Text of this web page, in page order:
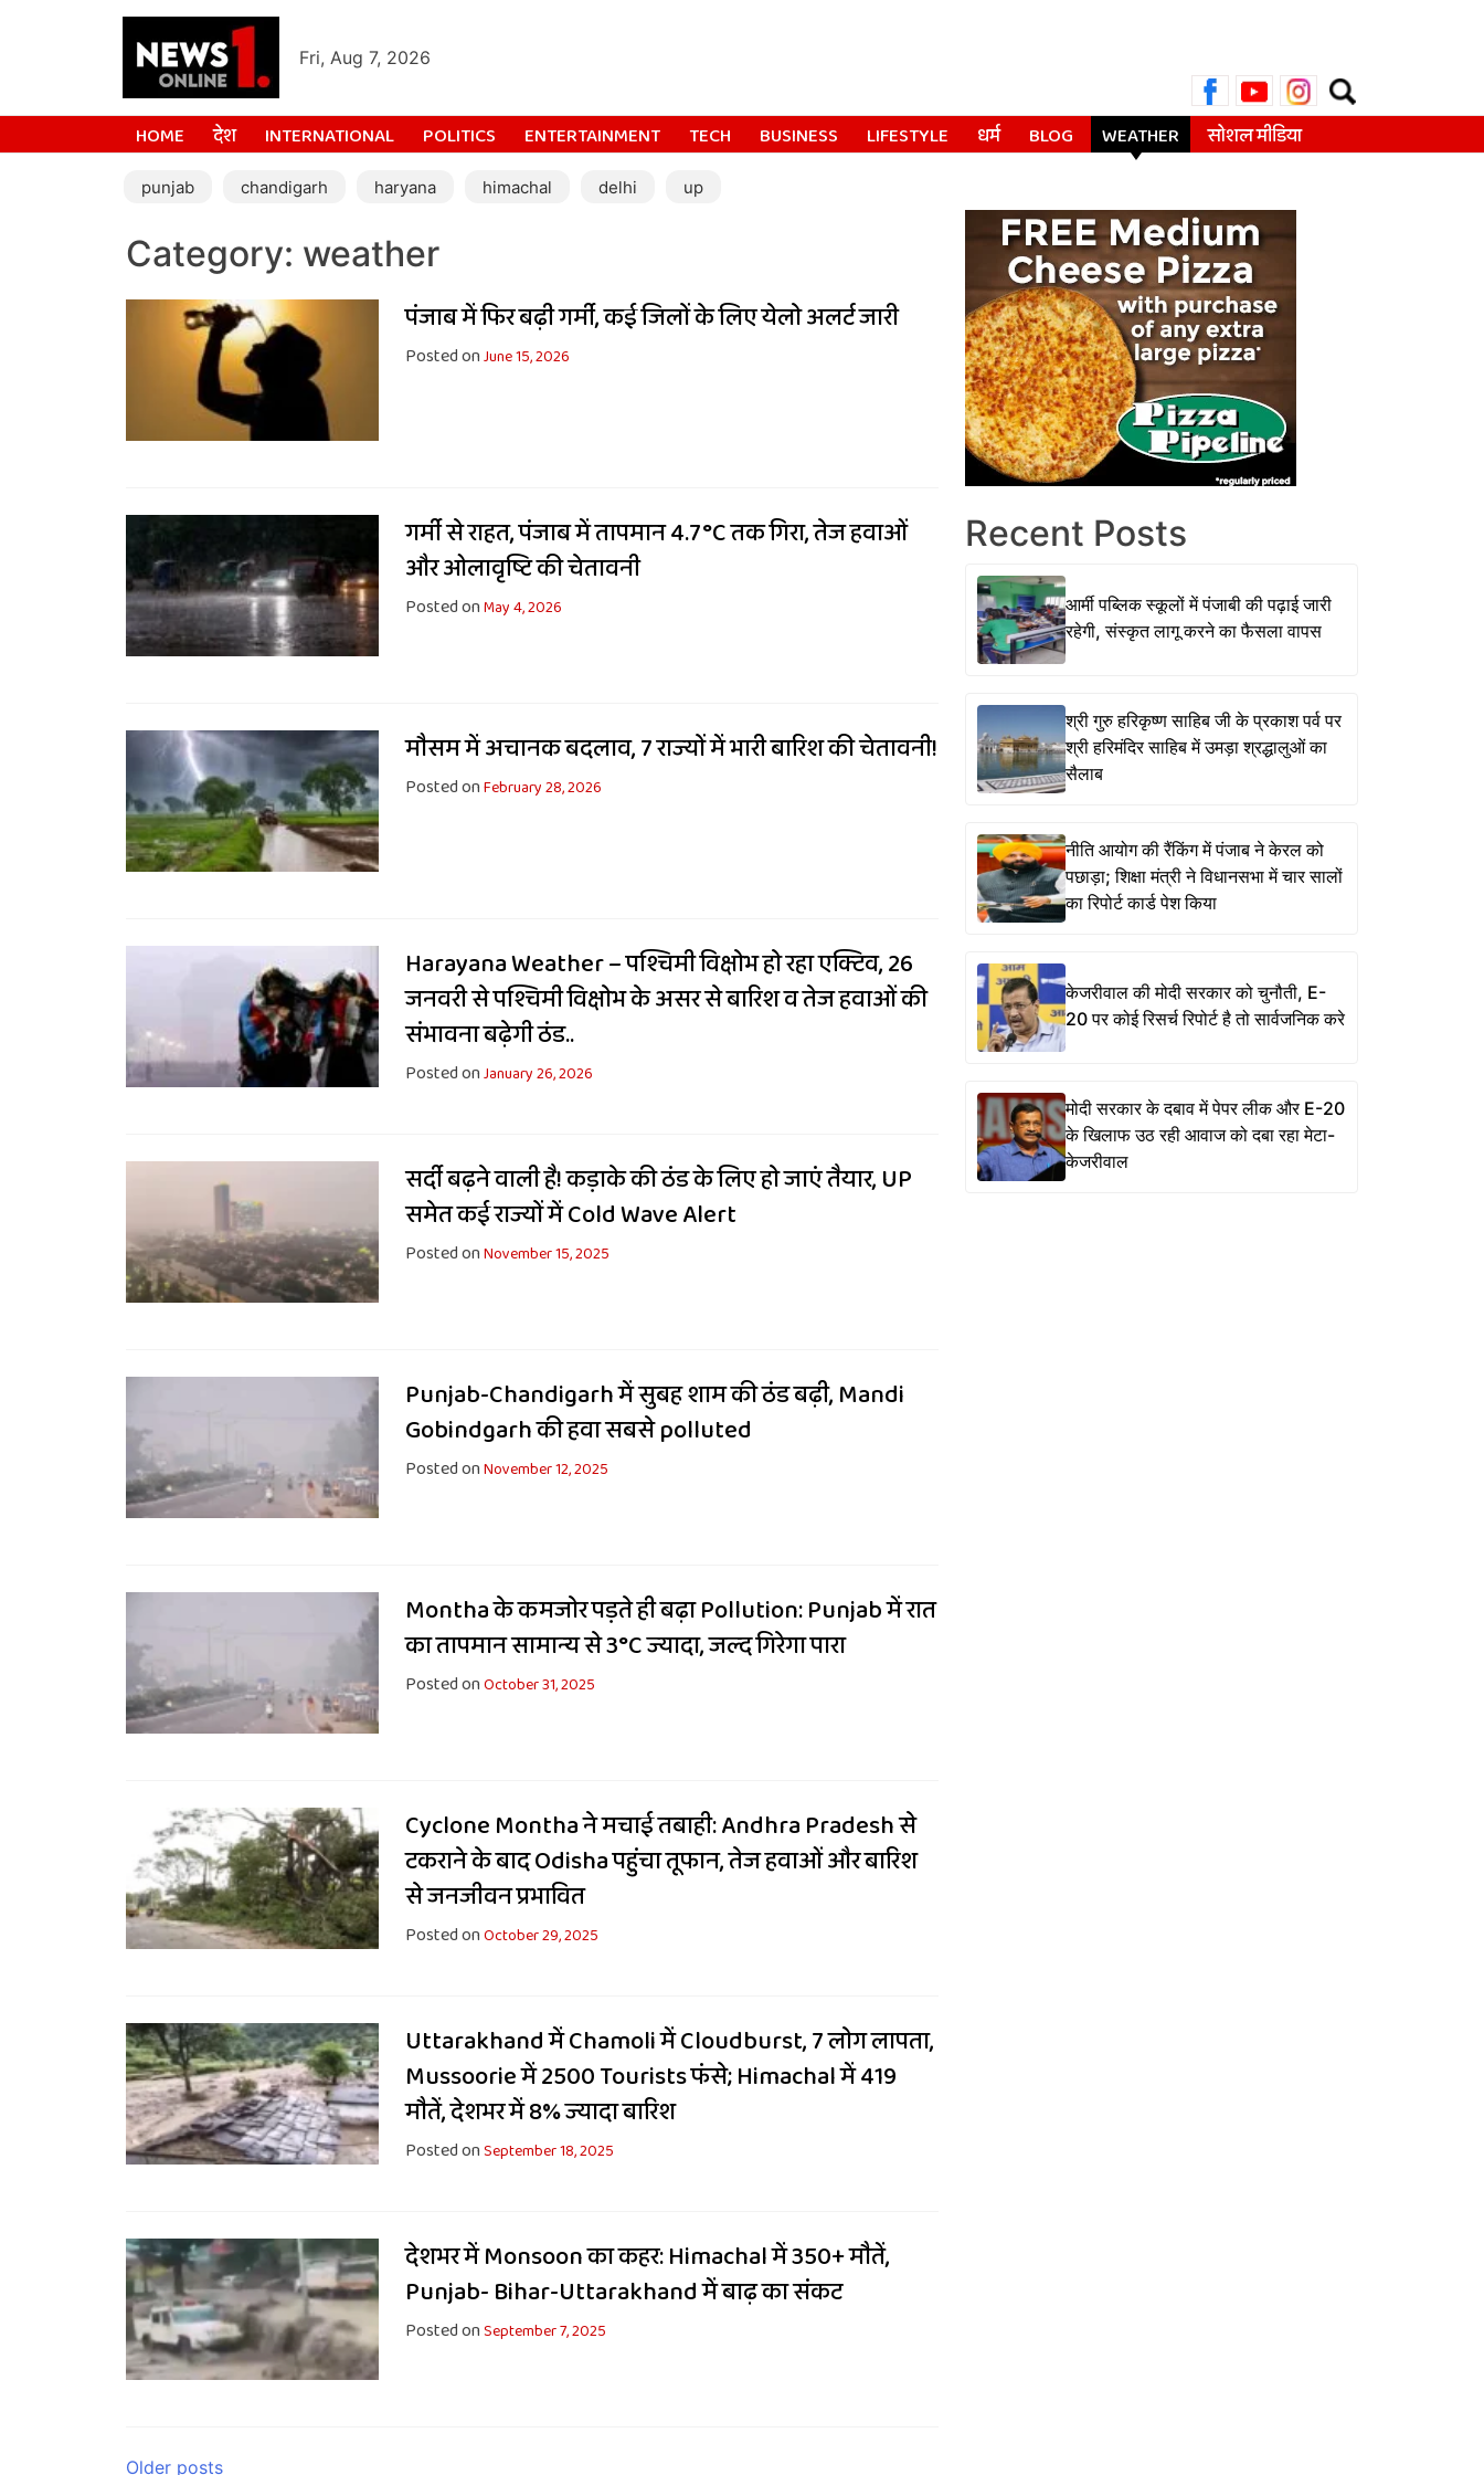
Fri, Aug 7, 2026
Search
for:
HOME देश INTERNATIONAL POLITICS ENTERTAINMENT TECH BUSINESS LIFESTYLE धर्म BLOG WEATHER सोशल मीडिया
punjab chandigarh haryana himachal delhi up
Category: weather
पंजाब में फिर बढ़ी गर्मी, कई जिलों के लिए येलो अलर्ट जारी
Posted onJune 15, 2026
गर्मी से राहत, पंजाब में तापमान 4.7°C तक गिरा, तेज हवाओं
और ओलावृष्टि की चेतावनी
Posted onMay 4, 2026
मौसम में अचानक बदलाव, 7 राज्यों में भारी बारिश की चेतावनी!
Posted onFebruary 28, 2026
Harayana Weather – पश्चिमी विक्षोभ हो रहा एक्टिव, 26
जनवरी से पश्चिमी विक्षोभ के असर से बारिश व तेज हवाओं की
संभावना बढ़ेगी ठंड..
Posted onJanuary 26, 2026
सर्दी बढ़ने वाली है! कड़ाके की ठंड के लिए हो जाएं तैयार, UP
समेत कई राज्यों में Cold Wave Alert
Posted onNovember 15, 2025
Punjab-Chandigarh में सुबह शाम की ठंड बढ़ी, Mandi
Gobindgarh की हवा सबसे polluted
Posted onNovember 12, 2025
Montha के कमजोर पड़ते ही बढ़ा Pollution: Punjab में रात
का तापमान सामान्य से 3°C ज्यादा, जल्द गिरेगा पारा
Posted onOctober 31, 2025
Cyclone Montha ने मचाई तबाही: Andhra Pradesh से
टकराने के बाद Odisha पहुंचा तूफान, तेज हवाओं और बारिश
से जनजीवन प्रभावित
Posted onOctober 29, 2025
Uttarakhand में Chamoli में Cloudburst, 7 लोग लापता,
Mussoorie में 2500 Tourists फंसे; Himachal में 419
मौतें, देशभर में 8% ज्यादा बारिश
Posted onSeptember 18, 2025
देशभर में Monsoon का कहर: Himachal में 350+ मौतें,
Punjab- Bihar-Uttarakhand में बाढ़ का संकट
Posted onSeptember 7, 2025
Older posts
Recent Posts
आर्मी पब्लिक स्कूलों में पंजाबी की पढ़ाई जारी
रहेगी, संस्कृत लागू करने का फैसला वापस
श्री गुरु हरिकृष्ण साहिब जी के प्रकाश पर्व पर
श्री हरिमंदिर साहिब में उमड़ा श्रद्धालुओं का
सैलाब
नीति आयोग की रैंकिंग में पंजाब ने केरल को
पछाड़ा; शिक्षा मंत्री ने विधानसभा में चार सालों
का रिपोर्ट कार्ड पेश किया
केजरीवाल की मोदी सरकार को चुनौती, E-
20 पर कोई रिसर्च रिपोर्ट है तो सार्वजनिक करे
मोदी सरकार के दबाव में पेपर लीक और E-20
के खिलाफ उठ रही आवाज को दबा रहा मेटा-
केजरीवाल